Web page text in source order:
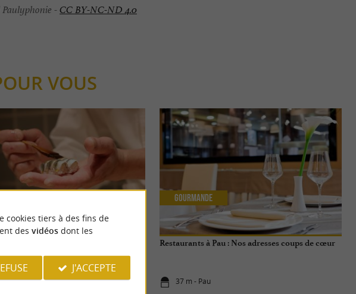
-CC BY-NC-ND 4.0
VOUS
inscrits au Guide Michelin à Pau Restaurants à Pau : Nos adresses coups de cœur
37 m - Pau
Gourmande
cookies tiers à des fins de
des vidéosdont les
J'ACCEPTE